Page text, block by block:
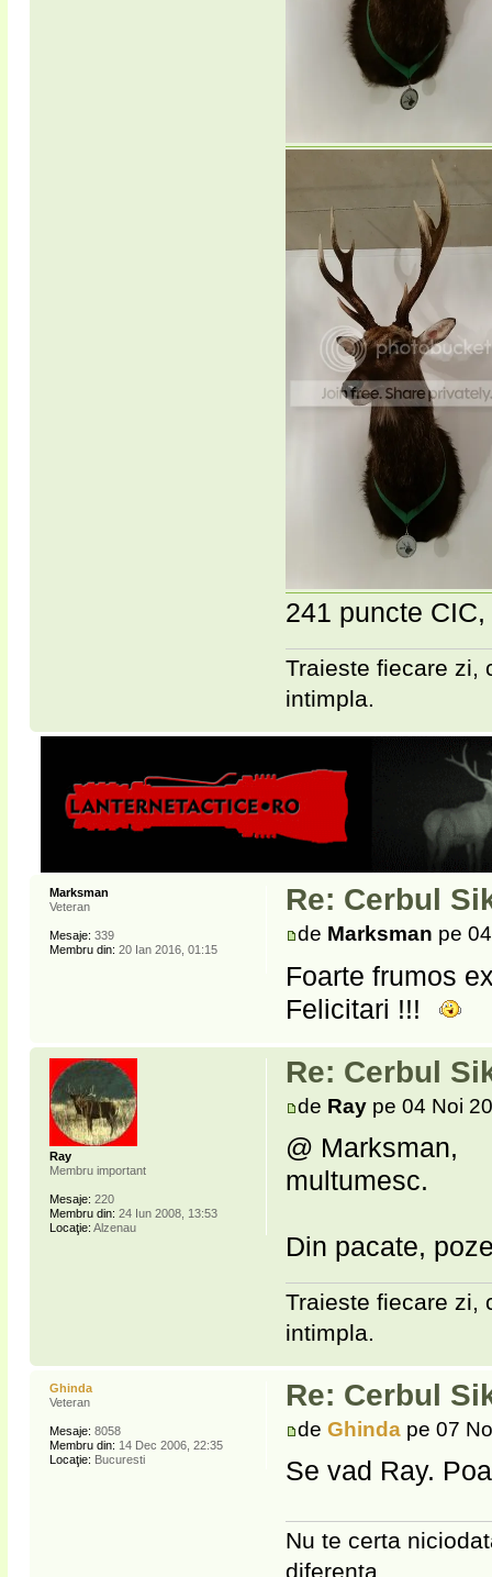
241 puncte
Traieste fiecare zi,
intimpla.
Re: Cerbul
de Marksman pe
Foarte frumos
Felicitari !!!
Marksman
Veteran
Mesaje: 339
Membru din: 20 Ian 2016, 01:15
Re: Cerbul
de Ray pe 04 Noi
@ Marksman,
multumesc.
Din pacate,
Traieste fiecare zi,
intimpla.
Ray
Membru important
Mesaje: 220
Membru din: 24 Iun 2008, 13:53
Locaţie: Alzenau
Re: Cerbul
deGhinda pe 07
Se vad Ray.
Nu te certa
diferenta...
Ghinda
Veteran
Mesaje: 8058
Membru din: 14 Dec 2006, 22:35
Locaţie: Bucuresti